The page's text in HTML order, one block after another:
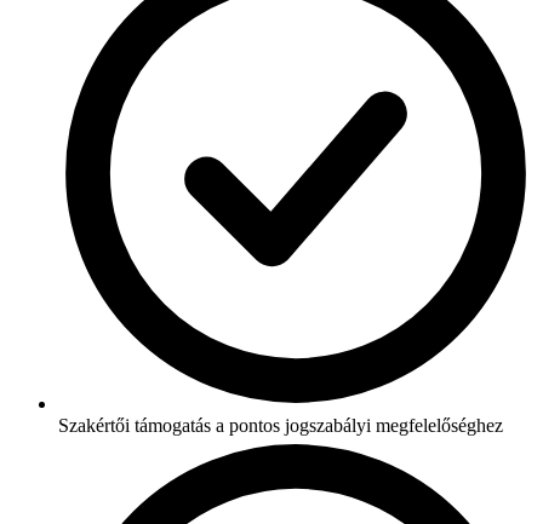
Szakértői támogatás a pontos jogszabályi megfelelőséghez